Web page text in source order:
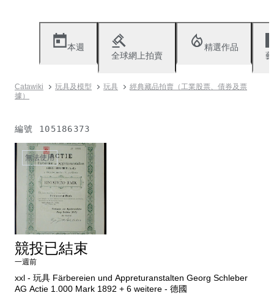
本週
全球網上拍賣
精選作品
Catawiki 玩具及模型 玩具
經典藏品拍賣（工業股票、債券及票
據）
編號 105186373
無法使用
競投已結束
一週前
xxl - 玩具 Färbereien und Appreturanstalten Georg Schleber
AG Actie 1.000 Mark 1892 + 6 weitere - 德國